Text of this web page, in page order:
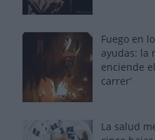
Fuego en
ayudas: la
enciende
carrer'
La salud